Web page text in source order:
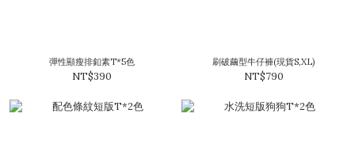
彈性顯瘦排釦素T*5色
NT$390
刷破繭型牛仔褲(現貨S,XL)
NT$790